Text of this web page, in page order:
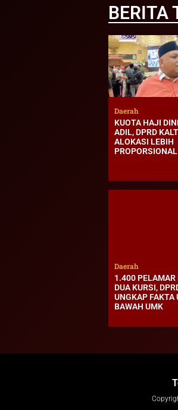
BERITA
Daerah
KUOTA HAJI
ADIL, DPRD
ALOKASI LEBIH
PROPORSIONAL
Daerah
1.400 PELAMAR
DUA KURSI,
UNGKAP FAKTA
BAWAH UMK